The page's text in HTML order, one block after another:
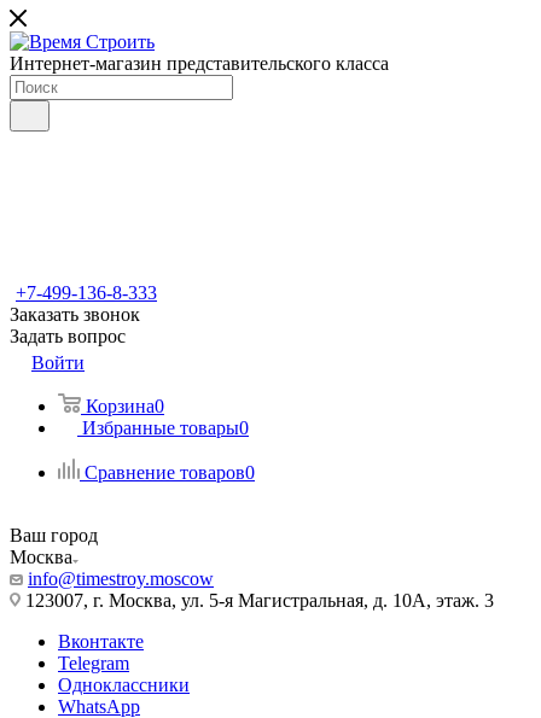
Интернет-магазин представительского класса
+7-499-136-8-333
Заказать звонок
Задать вопрос
Войти
Корзина0
Избранные товары0
Сравнение товаров0
Ваш город
Москва
info@timestroy.moscow
123007, г. Москва, ул. 5-я Магистральная, д. 10А, этаж. 3
Вконтакте
Telegram
Одноклассники
WhatsApp